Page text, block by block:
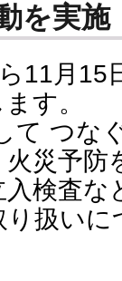
を実施
11月15
す。
て つな
災予防
検査
扱い